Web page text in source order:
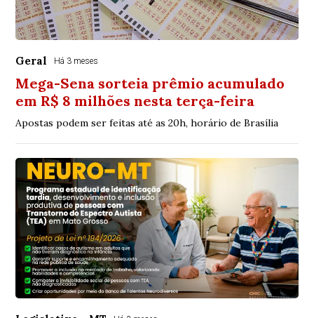
Geral Há 3 meses
Mega-Sena sorteia prêmio acumulado
em R$ 8 milhões nesta terça-feira
Apostas podem ser feitas até as 20h, horário de Brasília